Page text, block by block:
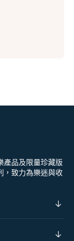
產品及限量珍藏版
，致力為樂迷與收